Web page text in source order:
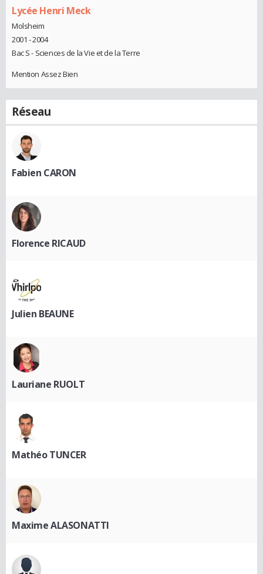
Lycée Henri Meck
Molsheim
2001 - 2004
Bac S - Sciences de la Vie et de la Terre
Mention Assez Bien
Réseau
Fabien CARON
Florence RICAUD
Julien BEAUNE
Lauriane RUOLT
Mathéo TUNCER
Maxime ALASONATTI